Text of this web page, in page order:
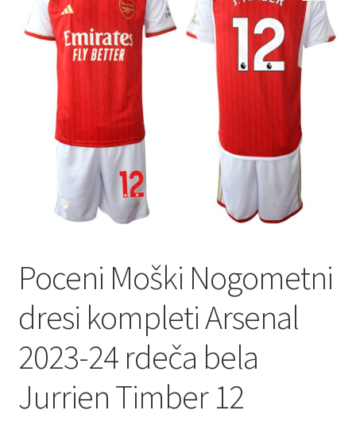
Moj račun
Trgovina
Zaključek nakupa
Poceni Moški Nogometni
dresi kompleti Arsenal
2023-24 rdeča bela
Jurrien Timber 12